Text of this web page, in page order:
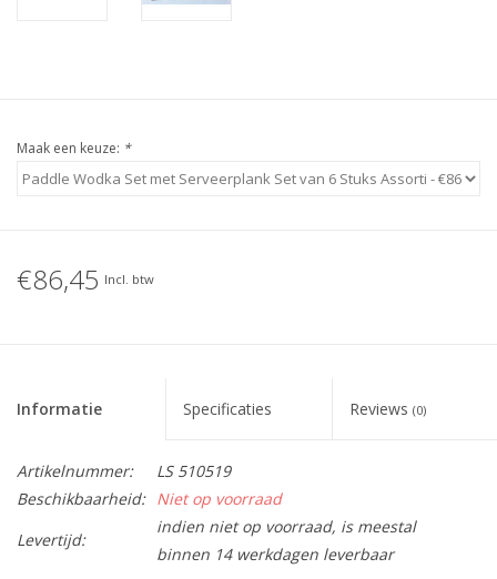
Maak een keuze: *
€86,45 Incl. btw
Informatie Specificaties Reviews (0)
Artikelnummer:
LS 510519
Beschikbaarheid: Niet op voorraad
Levertijd:
indien niet op voorraad, is meestal
binnen 14 werkdagen leverbaar